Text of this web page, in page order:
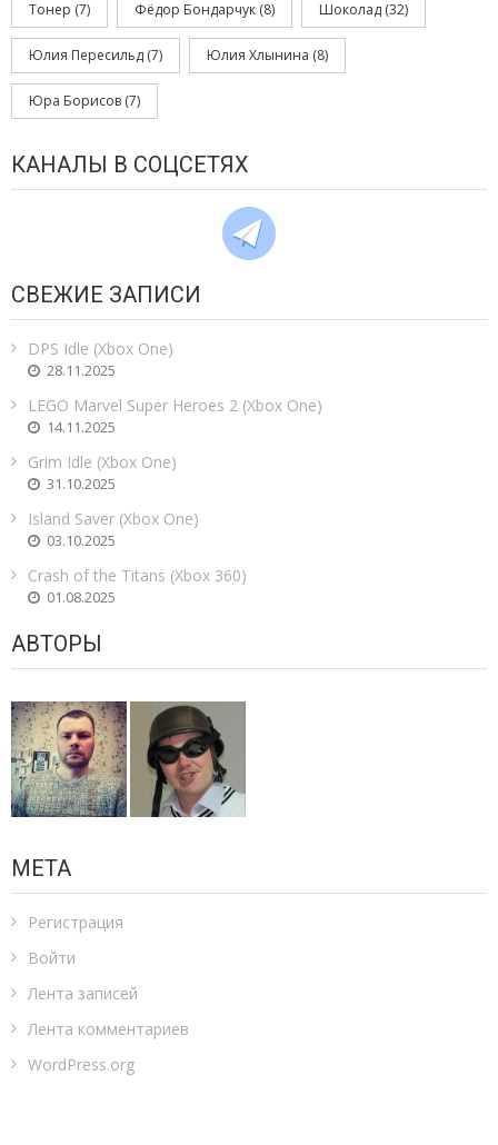
Тонер (7) Фёдор Бондарчук (8) Шоколад (32)
Юлия Пересильд (7) Юлия Хлынина (8)
Юра Борисов (7)
КАНАЛЫ В СОЦСЕТЯХ
СВЕЖИЕ ЗАПИСИ
DPS Idle (Xbox One)
28.11.2025
LEGO Marvel Super Heroes 2 (Xbox One)
14.11.2025
Grim Idle (Xbox One)
31.10.2025
Island Saver (Xbox One)
03.10.2025
Crash of the Titans (Xbox 360)
01.08.2025
АВТОРЫ
МЕТА
Регистрация
Войти
Лента записей
Лента комментариев
WordPress.org